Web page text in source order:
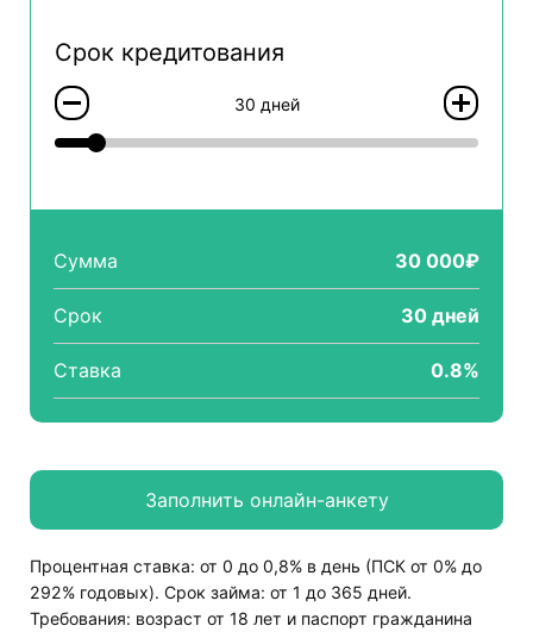
Срок кредитования
30 дней
Сумма 30 000₽
Срок 30 дней
Ставка 0.8%
Процентная ставка: от 0 до 0,8% в день (ПСК от 0% до
292% годовых). Срок займа: от 1 до 365 дней.
Требования: возраст от 18 лет и паспорт гражданина